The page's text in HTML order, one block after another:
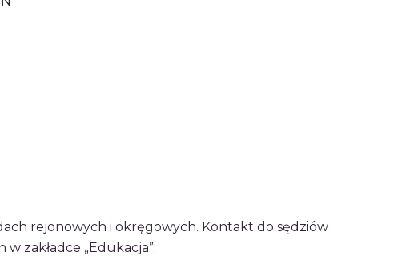
rejonowych i okręgowych. Kontakt do sędziów
zakładce „Edukacja”.